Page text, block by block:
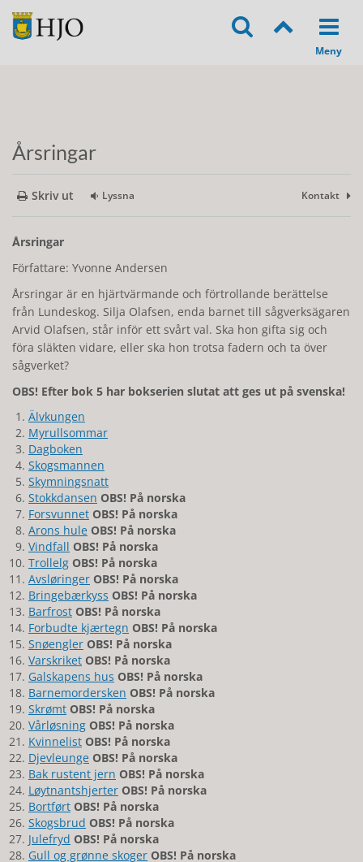
Årsringar
Skriv ut Lyssna Kontakt
Årsringar
Författare: Yvonne Andersen
Årsringar är en hjärtvärmande och förtrollande berättelse
från Lundeskog. Silja Olafsen, enda barnet till sågverksägaren
Arvid Olafsen, står inför ett svårt val. Ska hon gifta sig och
föra släkten vidare, eller ska hon trotsa fadern och ta över
sågverket?
OBS! Efter bok 5 har bokserien slutat att ges ut på svenska!
Älvkungen
Myrullsommar
Dagboken
Skogsmannen
Skymningsnatt
Stokkdansen OBS! På norska
Forsvunnet OBS! På norska
Arons hule OBS! På norska
Vindfall OBS! På norska
Trollelg OBS! På norska
Avsløringer OBS! På norska
Bringebærkyss OBS! På norska
Barfrost OBS! På norska
Forbudte kjærtegn OBS! På norska
Snøengler OBS! På norska
Varskriket OBS! På norska
Galskapens hus OBS! På norska
Barnemordersken OBS! På norska
Skrømt OBS! På norska
Vårløsning OBS! På norska
Kvinnelist OBS! På norska
Djevleunge OBS! På norska
Bak rustent jern OBS! På norska
Løytnantshjerter OBS! På norska
Bortført OBS! På norska
Skogsbrud OBS! På norska
Julefryd OBS! På norska
Gull og grønne skoger OBS! På norska